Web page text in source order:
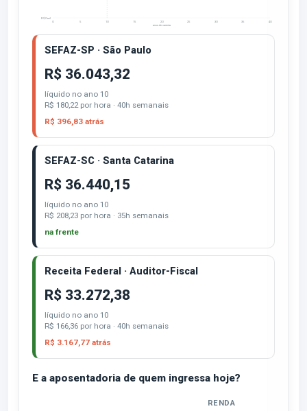
R$ 0 mil
0 5 10 15 20 25 30 35
40
anos de carreira
SEFAZ-SP · São Paulo
R$ 36.043,32
líquido no ano 10
R$ 180,22 por hora · 40h semanais
R$ 396,83 atrás
SEFAZ-SC · Santa Catarina
R$ 36.440,15
líquido no ano 10
R$ 208,23 por hora · 35h semanais
na frente
Receita Federal · Auditor-Fiscal
R$ 33.272,38
líquido no ano 10
R$ 166,36 por hora · 40h semanais
R$ 3.167,77 atrás
E a aposentadoria de quem ingressa hoje?
RENDA